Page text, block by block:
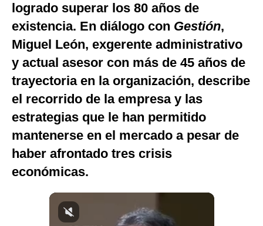
logrado superar los 80 años de
existencia. En diálogo con Gestión,
Miguel León, exgerente administrativo
y actual asesor con más de 45 años de
trayectoria en la organización, describe
el recorrido de la empresa y las
estrategias que le han permitido
mantenerse en el mercado a pesar de
haber afrontado tres crisis
económicas.